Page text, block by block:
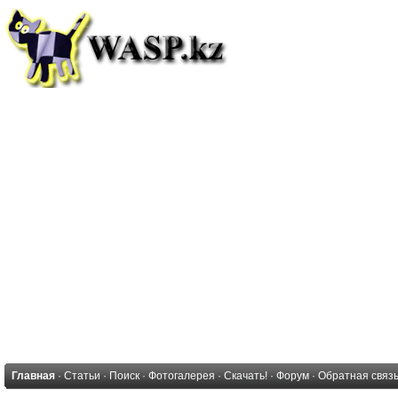
Главная · Статьи · Поиск · Фотогалерея · Скачать! · Форум · Обратная связь